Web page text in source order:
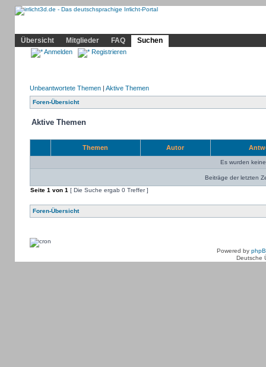
Übersicht
Mitglieder FAQ Suchen
Anmelden Registrieren
Unbeantwortete Themen| Aktive Themen
Foren-Übersicht
Aktive Themen
Themen Autor
Es wurden
Beiträge der letzten
Seite 1 von 1 [ Die Suche ergab 0 Treffer ]
Foren-Übersicht
Powered by
Deutsche